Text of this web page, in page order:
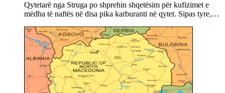
Qytetarë nga Struga po shprehin shqetësim për kufizimet e
mëdha të naftës në disa pika karburanti në qytet. Sipas tyre,…